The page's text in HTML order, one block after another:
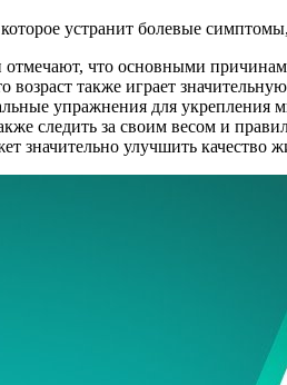
устранит болевые
что основными
также играет
упражнения для укрепления
следить за своим весом и
значительно улучшить